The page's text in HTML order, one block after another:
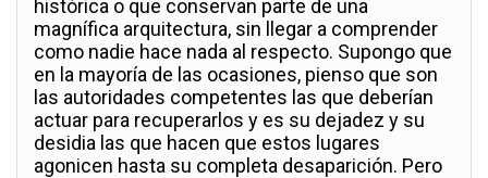
histórica o que conservan parte de una
magnífica arquitectura, sin llegar a comprender
como nadie hace nada al respecto. Supongo que
en la mayoría de las ocasiones, pienso que son
las autoridades competentes las que deberían
actuar para recuperarlos y es su dejadez y su
desidia las que hacen que estos lugares
agonicen hasta su completa desaparición. Pero